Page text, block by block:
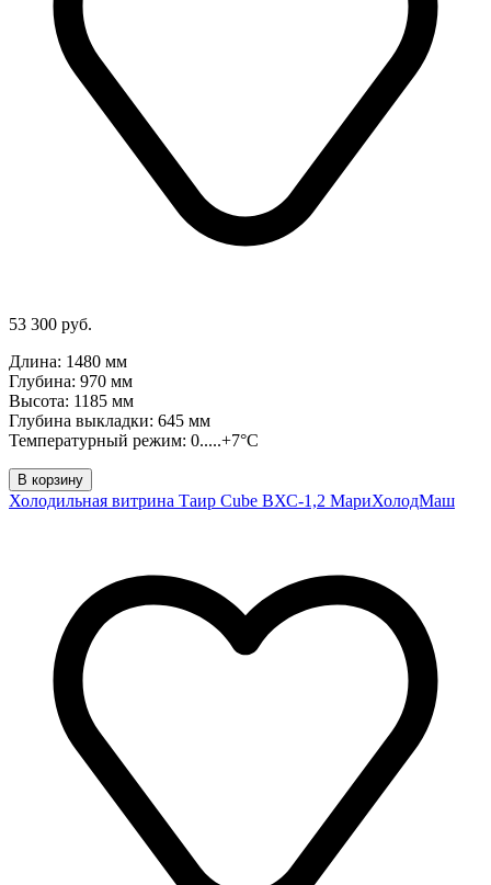
53 300 руб.
Длина: 1480 мм
Глубина: 970 мм
Высота: 1185 мм
Глубина выкладки: 645 мм
Температурный режим: 0.....+7°C
В корзину
Холодильная витрина Таир Cube ВХС-1,2 МариХолодМаш